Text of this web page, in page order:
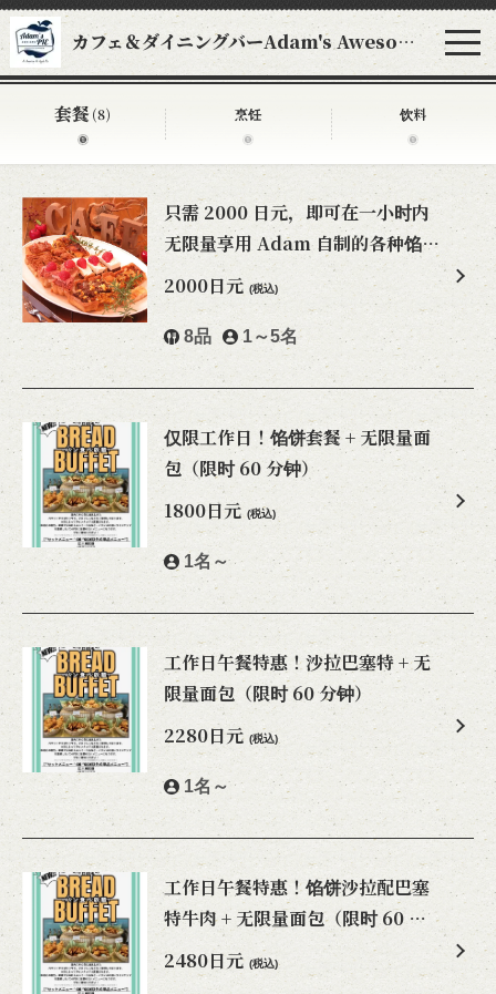
カフェ＆ダイニングバーAdam's Awesome Pie アダムスオーサムパイ
套餐(8) 烹饪 饮料
只需 2000 日元，即可在一小时内
无限量享用 Adam 自制的各种馅
饼！
2000日元 (税込)
8品 1～5名
仅限工作日！馅饼套餐 + 无限量面
包（限时 60 分钟）
1800日元 (税込)
1名～
工作日午餐特惠！沙拉巴塞特 + 无
限量面包（限时 60 分钟）
2280日元 (税込)
1名～
工作日午餐特惠！馅饼沙拉配巴塞
特牛肉 + 无限量面包（限时 60 分
钟）
2480日元 (税込)